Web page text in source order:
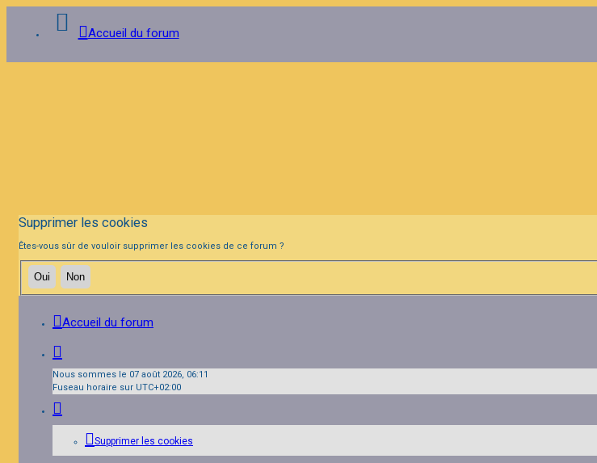
Accueil du forum
Supprimer les cookies
Êtes-vous sûr de vouloir supprimer les cookies de ce forum ?
Accueil du forum
Nous sommes le 07 août 2026, 06:11
Fuseau horaire sur UTC+02:00
Supprimer les cookies